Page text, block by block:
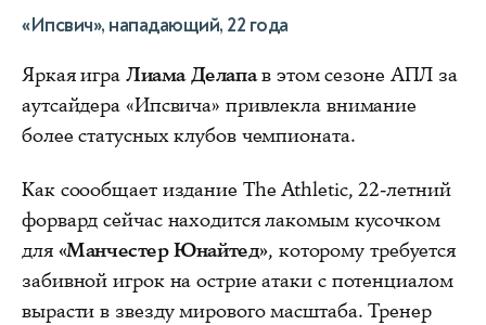
«Ипсвич», нападающий, 22 года
Яркая игра Лиама Делапав этом сезоне АПЛ за
аутсайдера «Ипсвича» привлекла внимание
более статусных клубов чемпионата.
Как соообщает издание The Athletic, 22-летний
форвард сейчас находится лакомым кусочком
для «Манчестер Юнайтед», которому требуется
забивной игрок на острие атаки с потенциалом
вырасти в звезду мирового масштаба. Тренер